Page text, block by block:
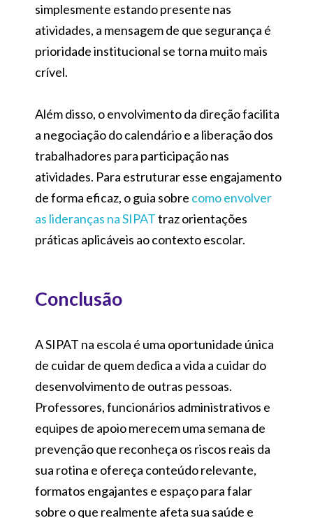
simplesmente estando presente nas
atividades, a mensagem de que segurança é
prioridade institucional se torna muito mais
crível.
Além disso, o envolvimento da direção facilita
a negociação do calendário e a liberação dos
trabalhadores para participação nas
atividades. Para estruturar esse engajamento
de forma eficaz, o guia sobre como envolver
as lideranças na SIPATtraz orientações
práticas aplicáveis ao contexto escolar.
Conclusão
A SIPAT na escola é uma oportunidade única
de cuidar de quem dedica a vida a cuidar do
desenvolvimento de outras pessoas.
Professores, funcionários administrativos e
equipes de apoio merecem uma semana de
prevenção que reconheça os riscos reais da
sua rotina e ofereça conteúdo relevante,
formatos engajantes e espaço para falar
sobre o que realmente afeta sua saúde e